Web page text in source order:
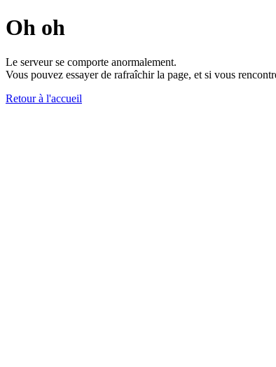
Oh oh
Le serveur se comporte anormalement.
Vous pouvez essayer de rafraîchir la page, et si vous
Retour à l'accueil